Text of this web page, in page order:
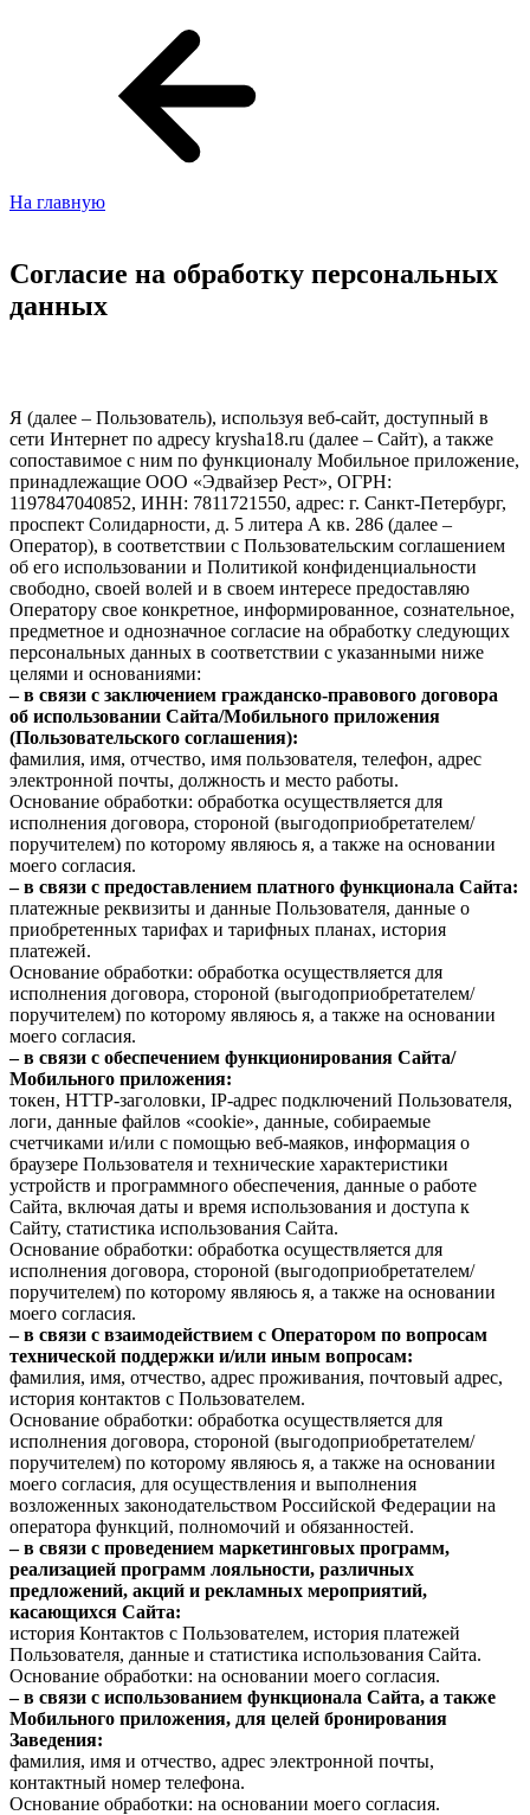
На главную
Cогласие на обработку персональных
данных
Я (далее – Пользователь), используя веб-сайт, доступный в
сети Интернет по адресу krysha18.ru (далее – Сайт), а также
сопоставимое с ним по функционалу Мобильное приложение,
принадлежащие ООО «Эдвайзер Рест», ОГРН:
1197847040852, ИНН: 7811721550, адрес: г. Санкт-Петербург,
проспект Солидарности, д. 5 литера А кв. 286 (далее –
Оператор), в соответствии с Пользовательским соглашением
об его использовании и Политикой конфиденциальности
свободно, своей волей и в своем интересе предоставляю
Оператору свое конкретное, информированное, сознательное,
предметное и однозначное согласие на обработку следующих
персональных данных в соответствии с указанными ниже
целями и основаниями:
– в связи с заключением гражданско-правового договора
об использовании Сайта/Мобильного приложения
(Пользовательского соглашения):
фамилия, имя, отчество, имя пользователя, телефон, адрес
электронной почты, должность и место работы.
Основание обработки: обработка осуществляется для
исполнения договора, стороной (выгодоприобретателем/
поручителем) по которому являюсь я, а также на основании
моего согласия.
– в связи с предоставлением платного функционала Сайта:
платежные реквизиты и данные Пользователя, данные о
приобретенных тарифах и тарифных планах, история
платежей.
Основание обработки: обработка осуществляется для
исполнения договора, стороной (выгодоприобретателем/
поручителем) по которому являюсь я, а также на основании
моего согласия.
– в связи с обеспечением функционирования Сайта/
Мобильного приложения:
токен, HTTP-заголовки, IP-адрес подключений Пользователя,
логи, данные файлов «cookie», данные, собираемые
счетчиками и/или с помощью веб-маяков, информация о
браузере Пользователя и технические характеристики
устройств и программного обеспечения, данные о работе
Сайта, включая даты и время использования и доступа к
Сайту, статистика использования Сайта.
Основание обработки: обработка осуществляется для
исполнения договора, стороной (выгодоприобретателем/
поручителем) по которому являюсь я, а также на основании
моего согласия.
– в связи с взаимодействием с Оператором по вопросам
технической поддержки и/или иным вопросам:
фамилия, имя, отчество, адрес проживания, почтовый адрес,
история контактов с Пользователем.
Основание обработки: обработка осуществляется для
исполнения договора, стороной (выгодоприобретателем/
поручителем) по которому являюсь я, а также на основании
моего согласия, для осуществления и выполнения
возложенных законодательством Российской Федерации на
оператора функций, полномочий и обязанностей.
– в связи с проведением маркетинговых программ,
реализацией программ лояльности, различных
предложений, акций и рекламных мероприятий,
касающихся Сайта:
история Контактов с Пользователем, история платежей
Пользователя, данные и статистика использования Сайта.
Основание обработки: на основании моего согласия.
– в связи с использованием функционала Сайта, а также
Мобильного приложения, для целей бронирования
Заведения:
фамилия, имя и отчество, адрес электронной почты,
контактный номер телефона.
Основание обработки: на основании моего согласия.